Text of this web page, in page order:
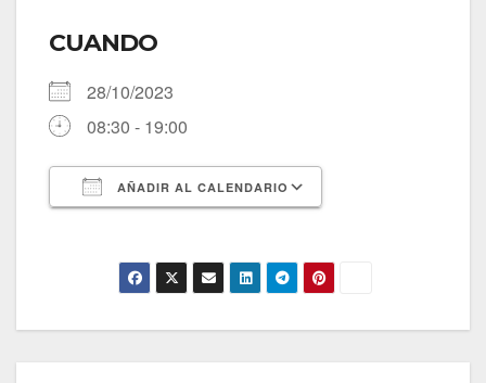
CUANDO
28/10/2023
08:30 - 19:00
AÑADIR AL CALENDARIO